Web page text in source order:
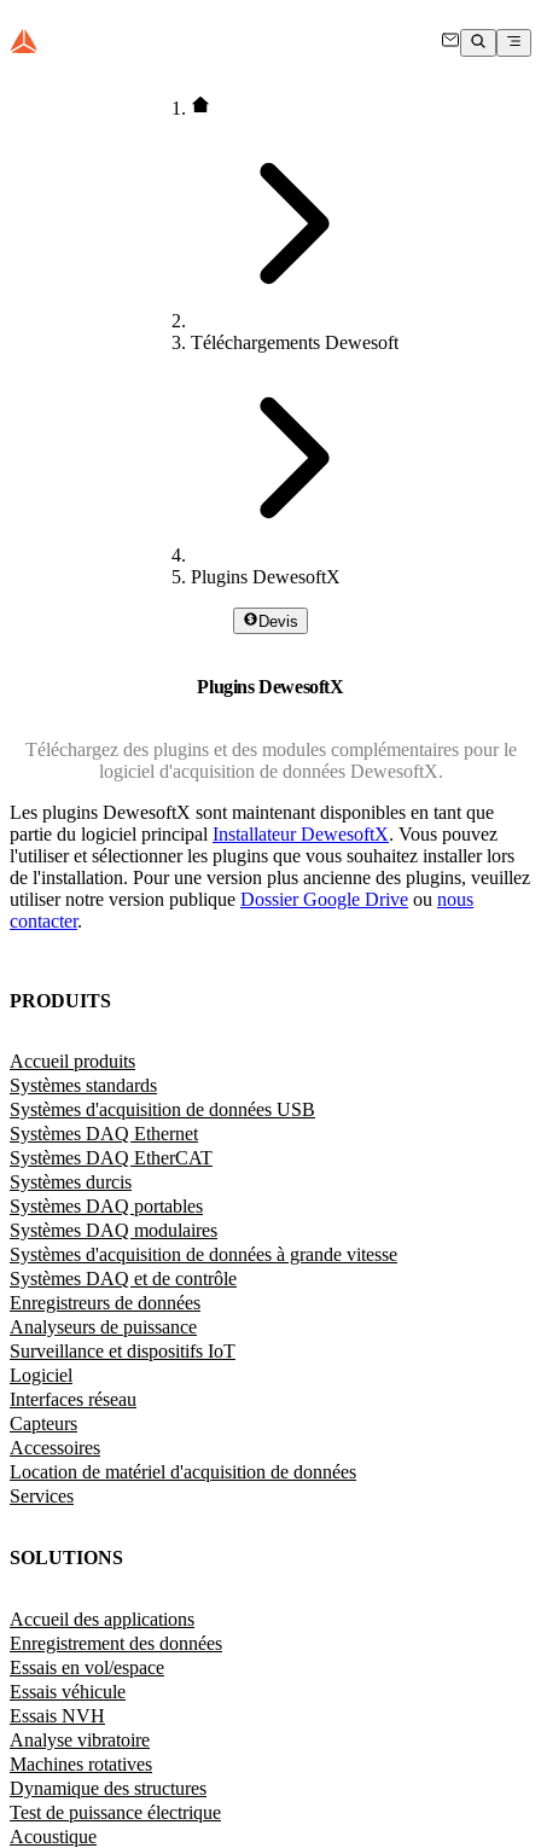
Téléchargements Dewesoft
Plugins DewesoftX
Devis
Plugins DewesoftX
Téléchargez des plugins et des modules complémentaires pour le
logiciel d'acquisition de données DewesoftX.
Les plugins DewesoftX sont maintenant disponibles en tant que
partie du logiciel principal Installateur DewesoftX. Vous pouvez
l'utiliser et sélectionner les plugins que vous souhaitez installer lors
de l'installation. Pour une version plus ancienne des plugins, veuillez
utiliser notre version publique Dossier Google Drive ou nous
contacter.
PRODUITS
Accueil produits
Systèmes standards
Systèmes d'acquisition de données USB
Systèmes DAQ Ethernet
Systèmes DAQ EtherCAT
Systèmes durcis
Systèmes DAQ portables
Systèmes DAQ modulaires
Systèmes d'acquisition de données à grande vitesse
Systèmes DAQ et de contrôle
Enregistreurs de données
Analyseurs de puissance
Surveillance et dispositifs IoT
Logiciel
Interfaces réseau
Capteurs
Accessoires
Location de matériel d'acquisition de données
Services
SOLUTIONS
Accueil des applications
Enregistrement des données
Essais en vol/espace
Essais véhicule
Essais NVH
Analyse vibratoire
Machines rotatives
Dynamique des structures
Test de puissance électrique
Acoustique